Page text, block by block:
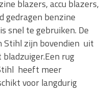
blazers, accu blazers,
gedragen benzine
snel te gebruiken. De
Stihl zijn bovendien uit
rug
heeft meer
voor langdurig